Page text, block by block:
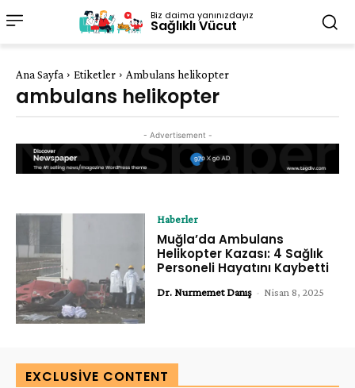
Biz daima yanınızdayız
Sağlıklı Vücut
Ana Sayfa Etiketler Ambulans helikopter
ambulans helikopter
- Advertisement -
Haberler
Muğla’da Ambulans
Helikopter Kazası: 4 Sağlık
Personeli Hayatını Kaybetti
Dr. Nurmemet Danış - Nisan 8, 2025
EXCLUSIVE CONTENT